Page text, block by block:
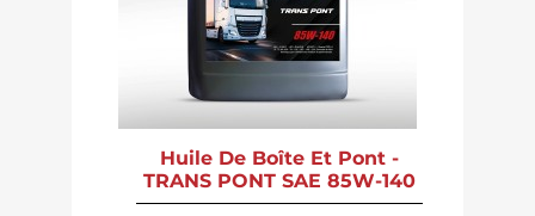
Huile De Boîte Et Pont -
TRANS PONT SAE 85W-140